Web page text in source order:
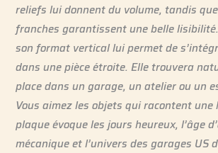
reliefs lui donnent du volume, tandis
franches garantissent une belle
son format vertical lui permet de
dans une pièce étroite. Elle trouvera
place dans un garage, un atelier ou un
Vous aimez les objets qui racontent une
plaque évoque les jours heureux, l’âge
mécanique et l’univers des garages US